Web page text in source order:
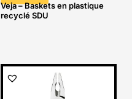
Veja – Baskets en plastique
recyclé SDU